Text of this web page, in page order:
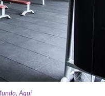
Aquí